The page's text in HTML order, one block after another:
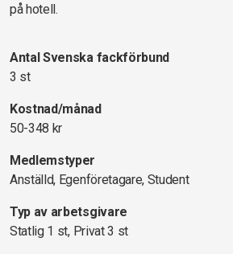
på hotell.
Antal Svenska fackförbund
3 st
Kostnad/månad
50-348 kr
Medlemstyper
Anställd, Egenföretagare, Student
Typ av arbetsgivare
Statlig 1 st, Privat 3 st